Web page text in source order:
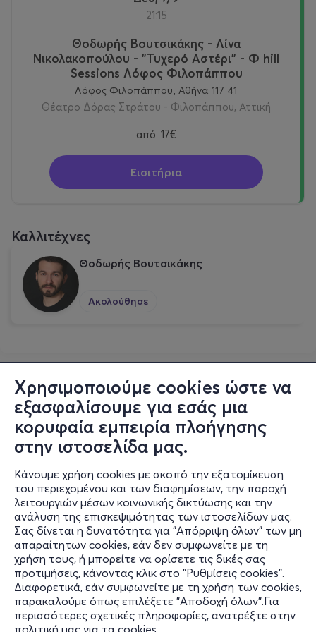
Χρησιμοποιούμε cookies ώστε να
εξασφαλίσουμε για εσάς μια
κορυφαία εμπειρία πλοήγησης
στην ιστοσελίδα μας.
Κάνουμε χρήση cookies με σκοπό την εξατομίκευση
του περιεχομένου και των διαφημίσεων, την παροχή
λειτουργιών μέσων κοινωνικής δικτύωσης και την
ανάλυση της επισκεψιμότητας των ιστοσελίδων μας.
Σας δίνεται η δυνατότητα για "Απόρριψη όλων" των μη
απαραίτητων cookies, εάν δεν συμφωνείτε με τη
χρήση τους, ή μπορείτε να ορίσετε τις δικές σας
προτιμήσεις, κάνοντας κλικ στο "Ρυθμίσεις cookies".
Διαφορετικά, εάν συμφωνείτε με τη χρήση των cookies,
παρακαλούμε όπως επιλέξετε "Αποδοχή όλων".Για
περισσότερες σχετικές πληροφορίες, ανατρέξτε στην
πολιτική μας για τα cookies
ΜΕΤΑΧΑ|ΝΗΣΟΣ
ΕΠΙΚΟΙΝΩΝΙΑΣ:ΕΡΤ|ΔΕΥΤΕΡΟ
ΠΡΟΓΡΑΜΜΑ |KOSMOS|VOICE|ATHENS VOICE
CULTURENOW|
21:15
Θοδωρής Βουτσικάκης - Λίνα
Νικολακοπούλου - "Τυχερό Αστέρι" - Φ hill
Sessions Λόφος Φιλοπάππου
Λόφος Φιλοπάππου, Αθήνα 117 41
Θέατρο Δόρας Στράτου - Φιλοπάππου, Αττική
από 17€
Εισιτήρια
Καλλιτέχνες
Θοδωρής Βουτσικάκης
Ακολούθησε
Πληροφορίες
Υποστήριξη
Stay Connected